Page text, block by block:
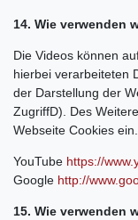
14. Wie verwenden
Die Videos können
hierbei verarbeiteten
der Darstellung der
ZugriffD). Des
Webseite Cookies ein.
YouTube https://
Google http://
15. Wie verwenden